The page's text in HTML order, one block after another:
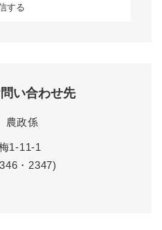
い合わせ先
農政係
1-11-1
・2347)